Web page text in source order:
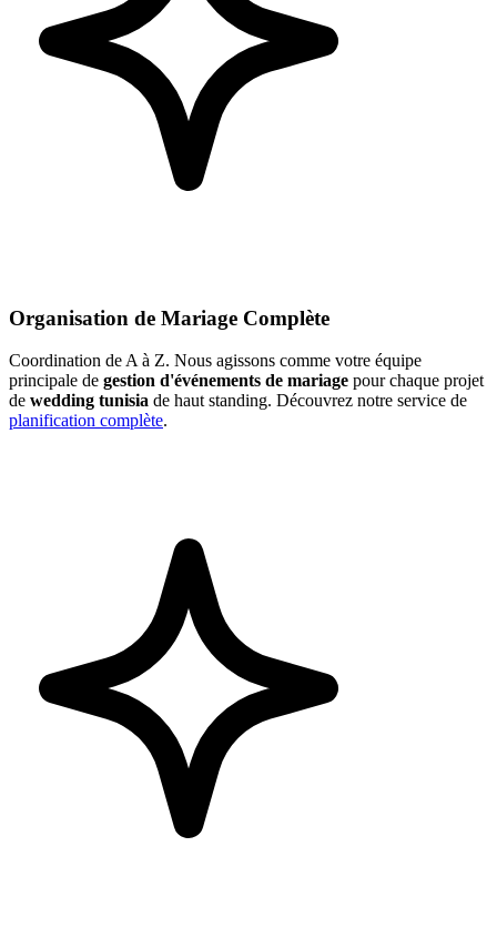
Organisation de Mariage Complète
Coordination de A à Z. Nous agissons comme votre équipe
principale de gestion d'événements de mariage pour chaque projet
de wedding tunisia de haut standing. Découvrez notre service de
planification complète.